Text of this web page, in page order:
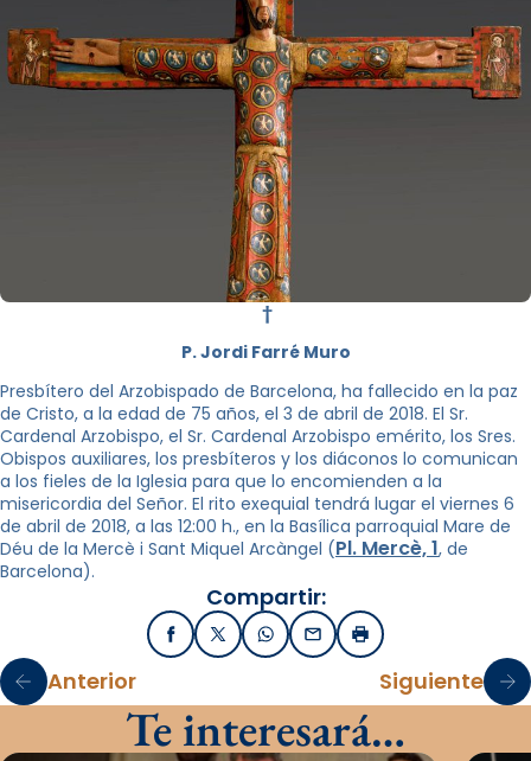
†
P. Jordi Farré Muro
Presbítero del Arzobispado de Barcelona, ha fallecido en la paz
de Cristo, a la edad de 75 años, el 3 de abril de 2018. El Sr.
Cardenal Arzobispo, el Sr. Cardenal Arzobispo emérito, los Sres.
Obispos auxiliares, los presbíteros y los diáconos lo comunican
a los fieles de la Iglesia para que lo encomienden a la
misericordia del Señor. El rito exequial tendrá lugar el viernes 6
de abril de 2018, a las 12:00 h., en la Basílica parroquial Mare de
Déu de la Mercè i Sant Miquel Arcàngel (Pl. Mercè, 1, de
Barcelona).
Compartir:
FacebookX / TwitterWhatsApp
EmailImprimir
Anterior Siguiente
Te interesará…